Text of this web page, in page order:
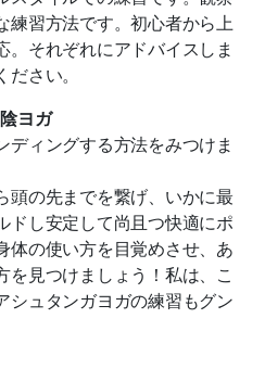
練習方法です。初心者から上
。それぞれにアドバイスしま
さい。
ヨガ
ディングする方法をみつけま
頭の先までを繋げ、いかに最
ドし安定して尚且つ快適にポ
体の使い方を目覚めさせ、あ
を見つけましょう！私は、こ
シュタンガヨガの練習もグン